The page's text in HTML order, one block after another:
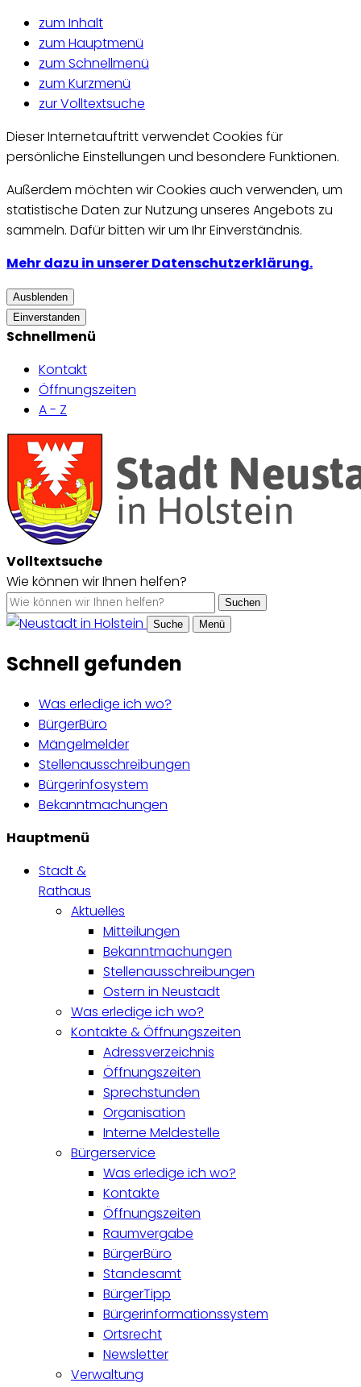
zum Inhalt
zum Hauptmenü
zum Schnellmenü
zum Kurzmenü
zur Volltextsuche
Dieser Internetauftritt verwendet Cookies für
persönliche Einstellungen und besondere Funktionen.
Außerdem möchten wir Cookies auch verwenden, um
statistische Daten zur Nutzung unseres Angebots zu
sammeln. Dafür bitten wir um Ihr Einverständnis.
Mehr dazu in unserer Datenschutzerklärung.
Ausblenden
Einverstanden
Schnellmenü
Kontakt
Öffnungszeiten
A - Z
Volltextsuche
Wie können wir Ihnen helfen?
Suchen
Suche
Menü
Schnell gefunden
Was erledige ich wo?
BürgerBüro
Mängelmelder
Stellenausschreibungen
Bürgerinfosystem
Bekanntmachungen
Hauptmenü
Stadt &
Rathaus
Aktuelles
Mitteilungen
Bekanntmachungen
Stellenausschreibungen
Ostern in Neustadt
Was erledige ich wo?
Kontakte & Öffnungszeiten
Adressverzeichnis
Öffnungszeiten
Sprechstunden
Organisation
Interne Meldestelle
Bürgerservice
Was erledige ich wo?
Kontakte
Öffnungszeiten
Raumvergabe
BürgerBüro
Standesamt
BürgerTipp
Bürgerinformationssystem
Ortsrecht
Newsletter
Verwaltung